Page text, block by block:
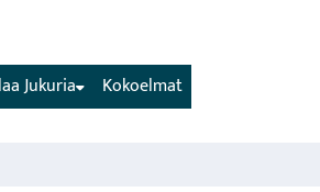
Kokoelmat
Jukuria